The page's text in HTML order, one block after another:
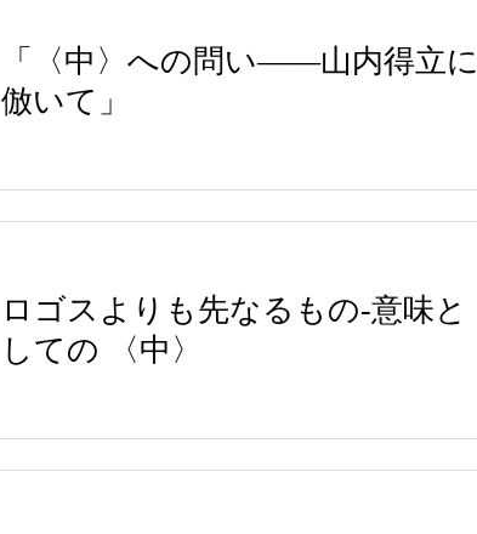
「〈中〉への問い――山内得立に
倣いて」
ロゴスよりも先なるもの-意味と
しての 〈中〉